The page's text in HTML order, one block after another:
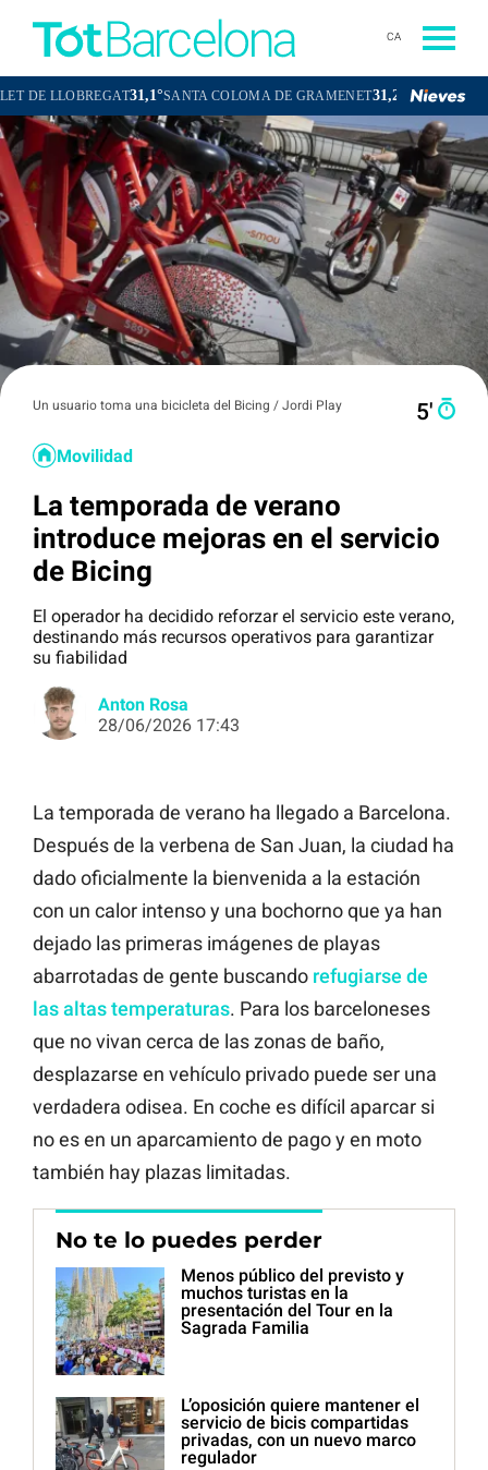
CA
31,1°SANTA COLOMA DE GRAMENET31,2°CORNELLÀ DE
Un usuario toma una bicicleta del Bicing / Jordi Play 5′
Movilidad
La temporada de verano
introduce mejoras en el servicio
de Bicing
El operador ha decidido reforzar el servicio este verano,
destinando más recursos operativos para garantizar
su fiabilidad
Anton Rosa
28/06/2026 17:43
La temporada de verano ha llegado a Barcelona.
Después de la verbena de San Juan, la ciudad ha
dado oficialmente la bienvenida a la estación
con un calor intenso y una bochorno que ya han
dejado las primeras imágenes de playas
abarrotadas de gente buscando refugiarse de
las altas temperaturas. Para los barceloneses
que no vivan cerca de las zonas de baño,
desplazarse en vehículo privado puede ser una
verdadera odisea. En coche es difícil aparcar si
no es en un aparcamiento de pago y en moto
también hay plazas limitadas.
No te lo puedes perder
Menos público del previsto y
muchos turistas en la
presentación del Tour en la
Sagrada Familia
L’oposición quiere mantener el
servicio de bicis compartidas
privadas, con un nuevo marco
regulador